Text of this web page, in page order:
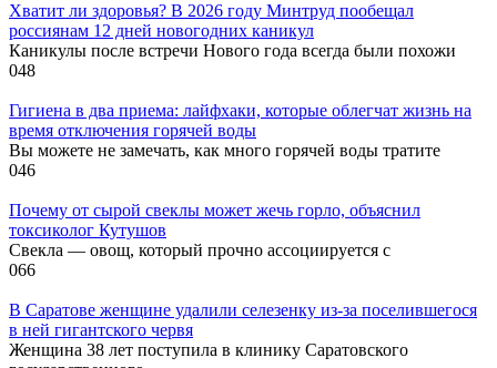
Хватит ли здоровья? В 2026 году Минтруд пообещал
россиянам 12 дней новогодних каникул
Каникулы после встречи Нового года всегда были похожи
048
Гигиена в два приема: лайфхаки, которые облегчат жизнь на
время отключения горячей воды
Вы можете не замечать, как много горячей воды тратите
046
Почему от сырой свеклы может жечь горло, объяснил
токсиколог Кутушов
Свекла — овощ, который прочно ассоциируется с
066
В Саратове женщине удалили селезенку из-за поселившегося
в ней гигантского червя
Женщина 38 лет поступила в клинику Саратовского